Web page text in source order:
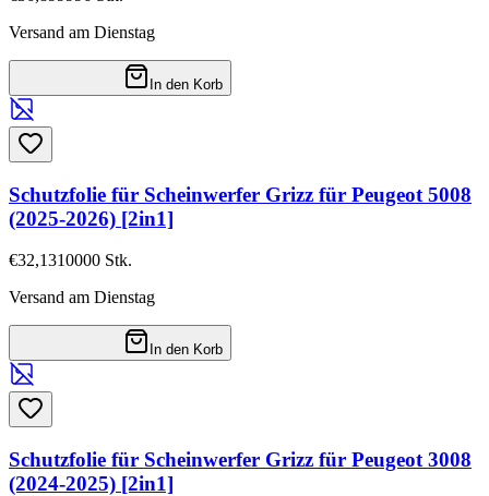
Versand am Dienstag
In den Korb
Schutzfolie für Scheinwerfer Grizz für Peugeot 5008
(2025-2026) [2in1]
€32,1310000 Stk.
Versand am Dienstag
In den Korb
Schutzfolie für Scheinwerfer Grizz für Peugeot 3008
(2024-2025) [2in1]